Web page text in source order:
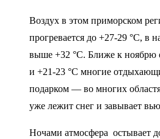
Воздух в этом приморском
прогревается до +27-29 °C, в
выше +32 °C. Ближе к ноябрю
и +21-23 °C многие
подарком — во многих
уже лежит снег и завывает
Ночами атмосфера остывает